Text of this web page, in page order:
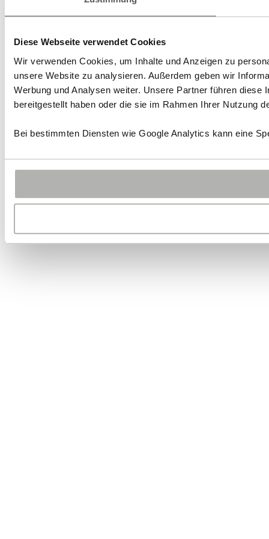
Diese Webseite verwendet Cookies
Wir verwenden Cookies, um Inhalte und Anzeigen zu
unsere Website zu analysieren. Außerdem geben wir
Werbung und Analysen weiter. Unsere Partner führen
bereitgestellt haben oder die sie im Rahmen Ihrer Nutzung
Bei bestimmten Diensten wie Google Analytics kann eine